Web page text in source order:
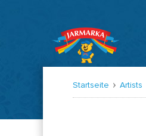
Startseite Artists